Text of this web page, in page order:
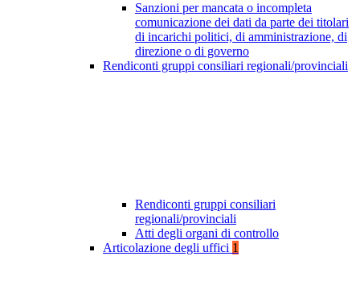
Sanzioni per mancata o incompleta
comunicazione dei dati da parte dei titolari
di incarichi politici, di amministrazione, di
direzione o di governo
Rendiconti gruppi consiliari regionali/provinciali
Rendiconti gruppi consiliari
regionali/provinciali
Atti degli organi di controllo
Articolazione degli uffici 1